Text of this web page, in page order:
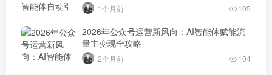
1个月前 105
2026年公众号运营新风向：AI智能体赋能流
量主变现全攻略
2个月前 104